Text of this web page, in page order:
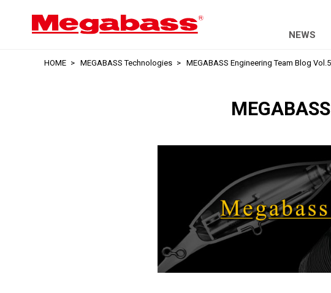
NEWS
HOME MEGABASS Technologies MEGABASS Engineering Team Blog